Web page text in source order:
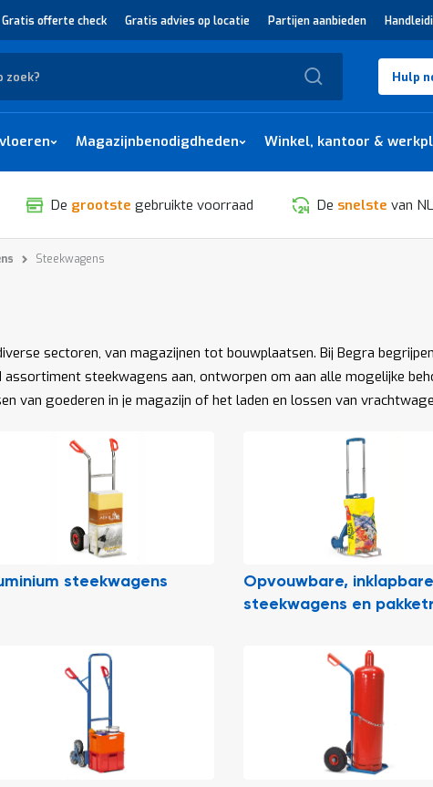
Gratis offerte check Gratis advies op locatie Partijen aanbieden
Hulp
Magazijnbenodigdheden Winkel, kantoor &
De grootste gebruikte voorraad De snelste van
Steekwagens
sectoren, van magazijnen tot bouwplaatsen. Bij Begra
steekwagens aan, ontworpen om aan alle mogelijke
van goederen in je magazijn of het laden en lossen van
steekwagens
Opvouwbare, inklapbare
steekwagens en